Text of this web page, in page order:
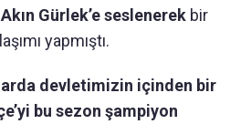
Akın Gürlek’e seslenerek bir
yapmıştı.
devletimizin içinden bir
bu sezon şampiyon